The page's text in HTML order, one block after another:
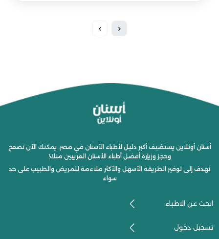
أسنان أونلاين يستضيف أكبر دليل لأطباء الأسنان في مصر. يمكنك الآن تصفح
وحجز وزيارة أفضل أطباء الأسنان القريبين منك!
نهدف إلى توفير الطريقة الأسهل والأكثر ملاءمة للمريض والطبيب على حد
سواء
ابحث عن الاطباء
تسجيل دخول